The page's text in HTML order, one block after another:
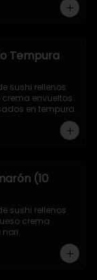
Tempura
sushi rellenos
envueltos
en tempura.
(10
sushi rellenos
crema